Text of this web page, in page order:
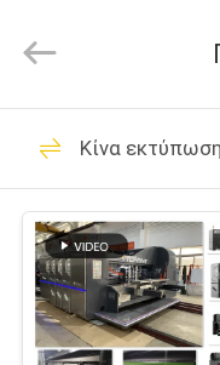
ΣΠΊΤΙ
ΠΡΟΪΌΝΤΑ
ΒΊΝΤΕΟ
Reserved.
gluer
Κίνα